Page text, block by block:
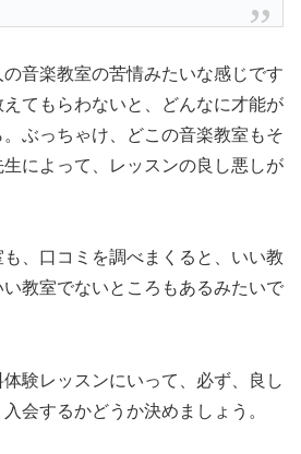
音楽教室の苦情みたいな感じです
てもらわないと、どんなに才能が
ぶっちゃけ、どこの音楽教室もそ
によって、レッスンの良し悪しが
、口コミを調べまくると、いい教
教室でないところもあるみたいで
験レッスンにいって、必ず、良し
会するかどうか決めましょう。